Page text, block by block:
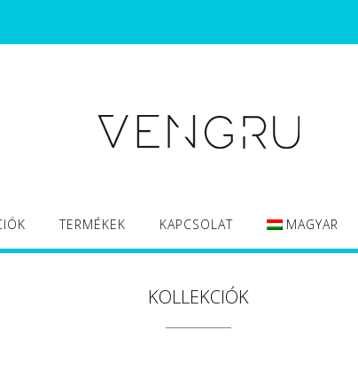
TERMÉKEK KAPCSOLAT MAGYAR
KOLLEKCIÓK